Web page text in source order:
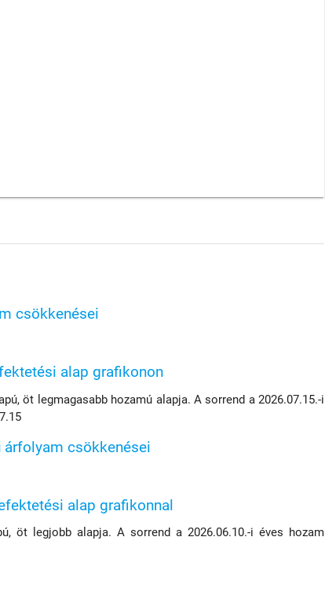
csökkenései
alap grafikonon
öt legmagasabb hozamú alapja. A sorrend a 2026.07.15.-i
csökkenései
alap grafikonnal
öt legjobb alapja. A sorrend a 2026.06.10.-i éves hozam